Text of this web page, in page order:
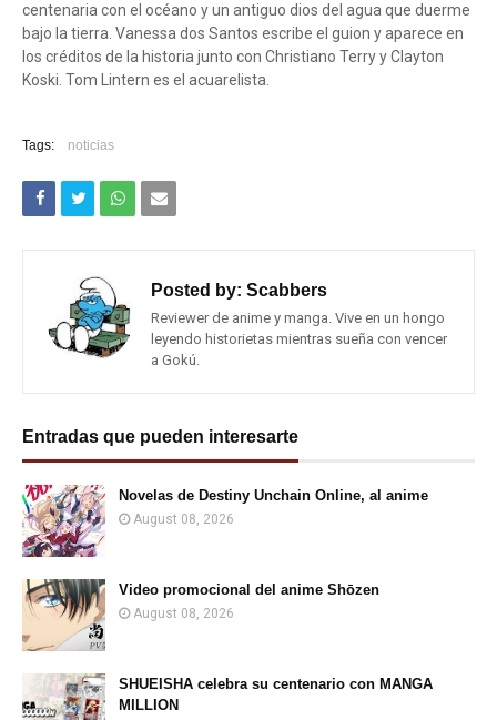
centenaria con el océano y un antiguo dios del agua que duerme
bajo la tierra. Vanessa dos Santos escribe el guion y aparece en
los créditos de la historia junto con Christiano Terry y Clayton
Koski. Tom Lintern es el acuarelista.
Tags: noticias
Posted by: Scabbers
Reviewer de anime y manga. Vive en un hongo
leyendo historietas mientras sueña con vencer
a Gokú.
Entradas que pueden interesarte
Novelas de Destiny Unchain Online, al anime
August 08, 2026
Video promocional del anime Shōzen
August 08, 2026
SHUEISHA celebra su centenario con MANGA
MILLION